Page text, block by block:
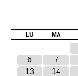
LU MA
6
7
13
14